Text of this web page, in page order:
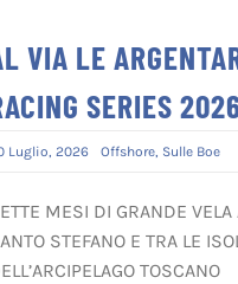
VIA LE
SERIES
Luglio, 2026 Offshore, Sulle Boe
MESI DI GRANDE VELA
STEFANO E TRA LE
TOSCANO